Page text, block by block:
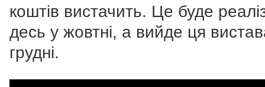
коштів вистачить. Це буде
десь у жовтні, а вийде ця
грудні.